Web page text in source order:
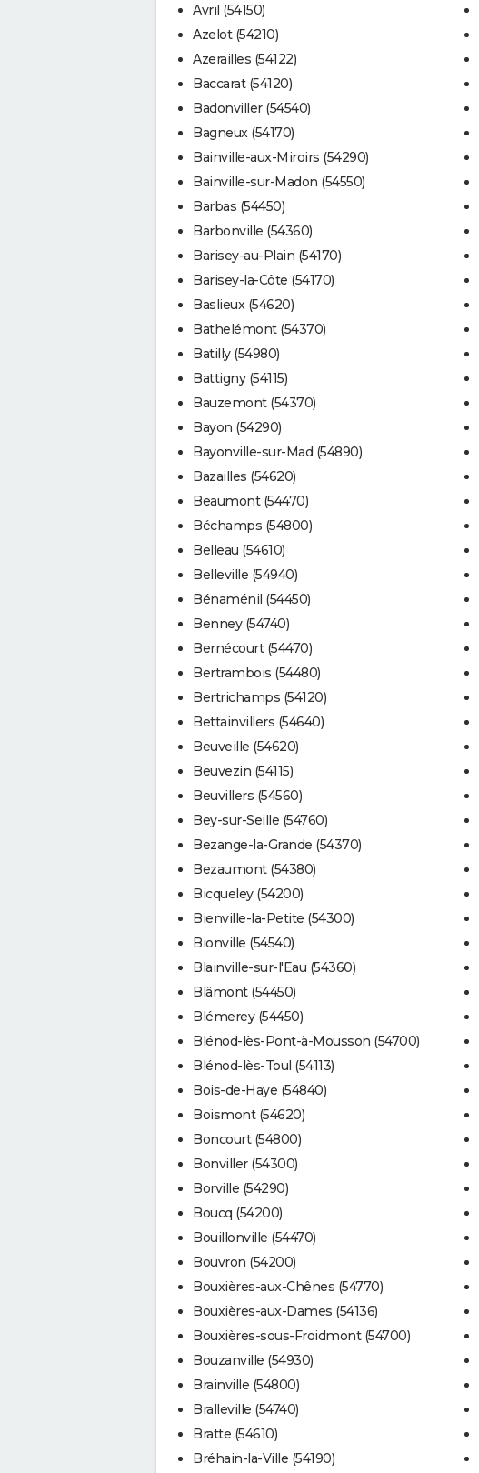
Avril (54150)
Azelot (54210)
Azerailles (54122)
Baccarat (54120)
Badonviller (54540)
Bagneux (54170)
Bainville-aux-Miroirs (54290)
Bainville-sur-Madon (54550)
Barbas (54450)
Barbonville (54360)
Barisey-au-Plain (54170)
Barisey-la-Côte (54170)
Baslieux (54620)
Bathelémont (54370)
Batilly (54980)
Battigny (54115)
Bauzemont (54370)
Bayon (54290)
Bayonville-sur-Mad (54890)
Bazailles (54620)
Beaumont (54470)
Béchamps (54800)
Belleau (54610)
Belleville (54940)
Bénaménil (54450)
Benney (54740)
Bernécourt (54470)
Bertrambois (54480)
Bertrichamps (54120)
Bettainvillers (54640)
Beuveille (54620)
Beuvezin (54115)
Beuvillers (54560)
Bey-sur-Seille (54760)
Bezange-la-Grande (54370)
Bezaumont (54380)
Bicqueley (54200)
Bienville-la-Petite (54300)
Bionville (54540)
Blainville-sur-l'Eau (54360)
Blâmont (54450)
Blémerey (54450)
Blénod-lès-Pont-à-Mousson (54700)
Blénod-lès-Toul (54113)
Bois-de-Haye (54840)
Boismont (54620)
Boncourt (54800)
Bonviller (54300)
Borville (54290)
Boucq (54200)
Bouillonville (54470)
Bouvron (54200)
Bouxières-aux-Chênes (54770)
Bouxières-aux-Dames (54136)
Bouxières-sous-Froidmont (54700)
Bouzanville (54930)
Brainville (54800)
Bralleville (54740)
Bratte (54610)
Bréhain-la-Ville (54190)